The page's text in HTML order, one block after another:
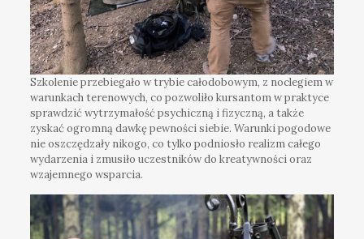
Szkolenie przebiegało w trybie całodobowym, z noclegiem w
warunkach terenowych, co pozwoliło kursantom w praktyce
sprawdzić wytrzymałość psychiczną i fizyczną, a także
zyskać ogromną dawkę pewności siebie. Warunki pogodowe
nie oszczędzały nikogo, co tylko podniosło realizm całego
wydarzenia i zmusiło uczestników do kreatywności oraz
wzajemnego wsparcia.